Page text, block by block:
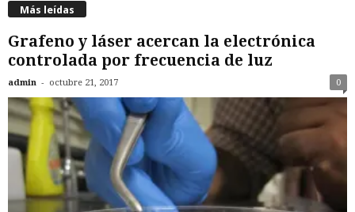
Más leídas
Grafeno y láser acercan la electrónica
controlada por frecuencia de luz
admin - octubre 21, 2017 0